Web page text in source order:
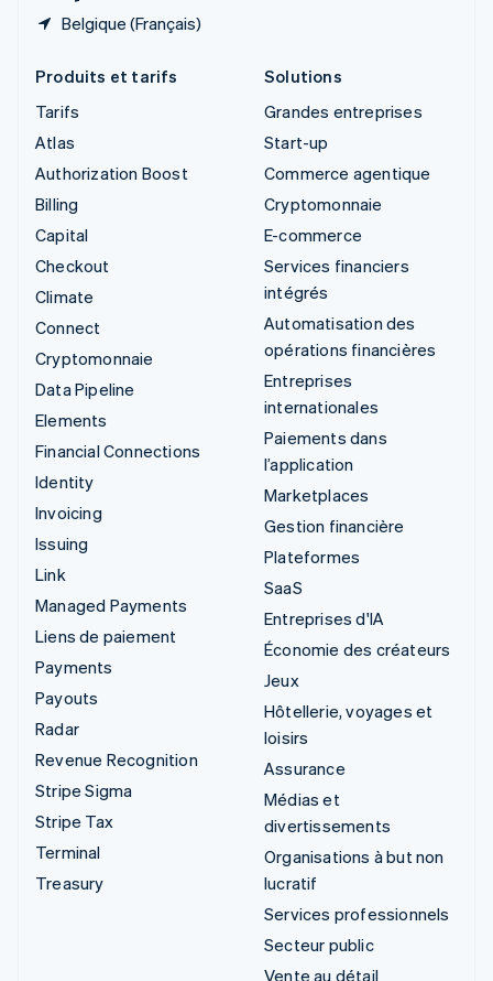
Belgique (Français)
Produits et tarifs
Tarifs
Atlas
Authorization Boost
Billing
Capital
Checkout
Climate
Connect
Cryptomonnaie
Data Pipeline
Elements
Financial Connections
Identity
Invoicing
Issuing
Link
Managed Payments
Liens de paiement
Payments
Payouts
Radar
Revenue Recognition
Stripe Sigma
Stripe Tax
Terminal
Treasury
Solutions
Grandes entreprises
Start-up
Commerce agentique
Cryptomonnaie
E-commerce
Services financiers
intégrés
Automatisation des
opérations financières
Entreprises
internationales
Paiements dans
l’application
Marketplaces
Gestion financière
Plateformes
SaaS
Entreprises d'IA
Économie des créateurs
Jeux
Hôtellerie, voyages et
loisirs
Assurance
Médias et
divertissements
Organisations à but non
lucratif
Services professionnels
Secteur public
Vente au détail